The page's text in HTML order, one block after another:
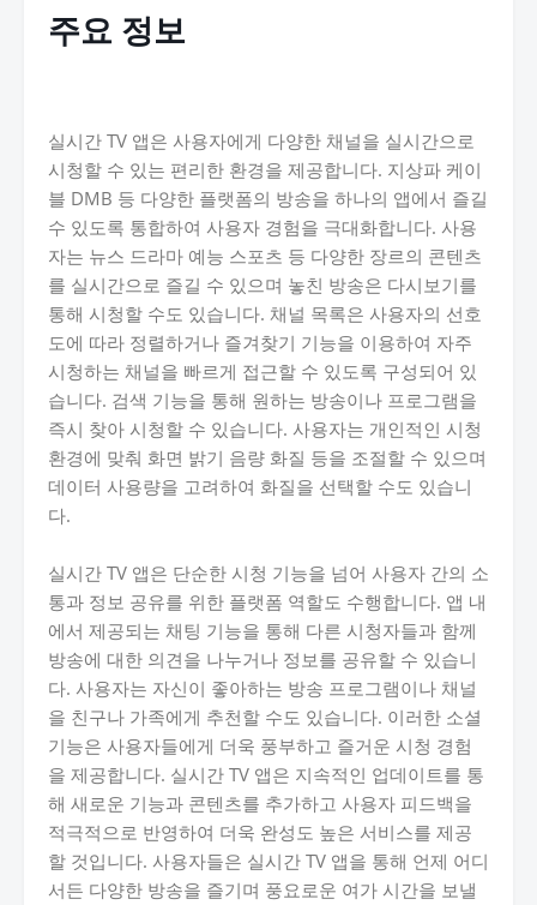
주요 정보
실시간 TV 앱은 사용자에게 다양한 채널을 실시간으로
시청할 수 있는 편리한 환경을 제공합니다. 지상파 케이
블 DMB 등 다양한 플랫폼의 방송을 하나의 앱에서 즐길
수 있도록 통합하여 사용자 경험을 극대화합니다. 사용
자는 뉴스 드라마 예능 스포츠 등 다양한 장르의 콘텐츠
를 실시간으로 즐길 수 있으며 놓친 방송은 다시보기를
통해 시청할 수도 있습니다. 채널 목록은 사용자의 선호
도에 따라 정렬하거나 즐겨찾기 기능을 이용하여 자주
시청하는 채널을 빠르게 접근할 수 있도록 구성되어 있
습니다. 검색 기능을 통해 원하는 방송이나 프로그램을
즉시 찾아 시청할 수 있습니다. 사용자는 개인적인 시청
환경에 맞춰 화면 밝기 음량 화질 등을 조절할 수 있으며
데이터 사용량을 고려하여 화질을 선택할 수도 있습니
다.
실시간 TV 앱은 단순한 시청 기능을 넘어 사용자 간의 소
통과 정보 공유를 위한 플랫폼 역할도 수행합니다. 앱 내
에서 제공되는 채팅 기능을 통해 다른 시청자들과 함께
방송에 대한 의견을 나누거나 정보를 공유할 수 있습니
다. 사용자는 자신이 좋아하는 방송 프로그램이나 채널
을 친구나 가족에게 추천할 수도 있습니다. 이러한 소셜
기능은 사용자들에게 더욱 풍부하고 즐거운 시청 경험
을 제공합니다. 실시간 TV 앱은 지속적인 업데이트를 통
해 새로운 기능과 콘텐츠를 추가하고 사용자 피드백을
적극적으로 반영하여 더욱 완성도 높은 서비스를 제공
할 것입니다. 사용자들은 실시간 TV 앱을 통해 언제 어디
서든 다양한 방송을 즐기며 풍요로운 여가 시간을 보낼